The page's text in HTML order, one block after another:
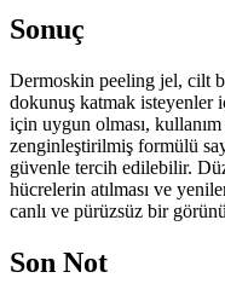
Sonuç
Dermoskin peeling jel, cilt
dokunuş katmak isteyenler
için uygun olması,
zenginleştirilmiş formülü
güvenle tercih edilebilir.
hücrelerin atılması ve
canlı ve pürüzsüz bir
Son Not